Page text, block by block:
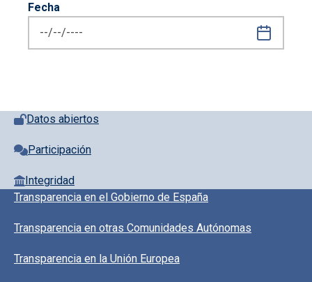
Fecha
Pie de página con iconos
Datos abiertos
Participación
Integridad
Pie de pagina información
Transparencia en el Gobierno de España
Transparencia en otras Comunidades Autónomas
Transparencia en la Unión Europea